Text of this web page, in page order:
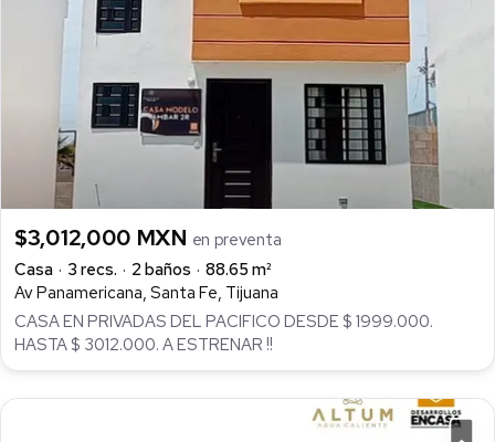
$3,012,000 MXN en preventa
Casa
3 recs. 2 baños
88.65 m²
Av Panamericana, Santa Fe, Tijuana
CASA EN PRIVADAS DEL PACIFICO DESDE $ 1999.000.
HASTA $ 3012.000. A ESTRENAR !!